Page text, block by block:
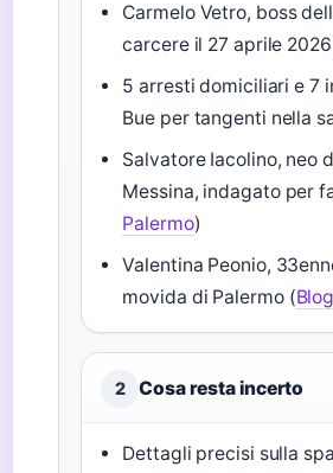
Carmelo Vetro, boss
carcere il 27 aprile
5 arresti domiciliari e 7
Bue per tangenti nella
Salvatore Iacolino, neo
Messina, indagato per
Palermo)
Valentina Peonio,
movida di Palermo (
2 Cosa resta incerto
Dettagli precisi sulla